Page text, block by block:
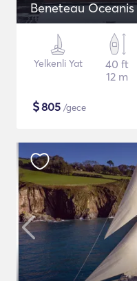
Beneteau
Yelkenli Yat
40 ft
12 m
$805 /gece